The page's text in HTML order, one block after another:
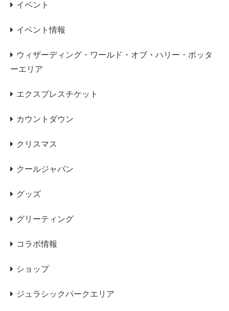
イベント
イベント情報
ウィザーディング・ワールド・オブ・ハリー・ポッタ
ーエリア
エクスプレスチケット
カウントダウン
クリスマス
クールジャパン
グッズ
グリーティング
コラボ情報
ショップ
ジュラシックパークエリア